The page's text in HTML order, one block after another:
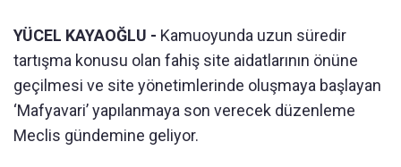
YÜCEL KAYAOĞLU - Kamuoyunda uzun süredir
tartışma konusu olan fahiş site aidatlarının önüne
geçilmesi ve site yönetimlerinde oluşmaya başlayan
‘Mafyavari’ yapılanmaya son verecek düzenleme
Meclis gündemine geliyor.